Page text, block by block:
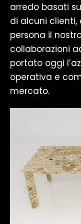
arredo basati
di alcuni clienti,
persona il
collaborazioni
portato oggi
operativa e
mercato.